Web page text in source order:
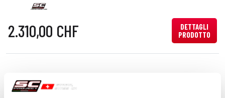
2.310,00 CHF
DETTAGLI
PRODOTTO